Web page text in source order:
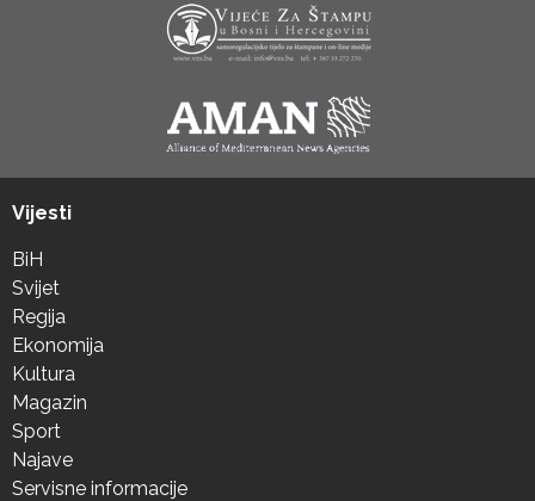
Vijesti
BiH
Svijet
Regija
Ekonomija
Kultura
Magazin
Sport
Najave
Servisne informacije